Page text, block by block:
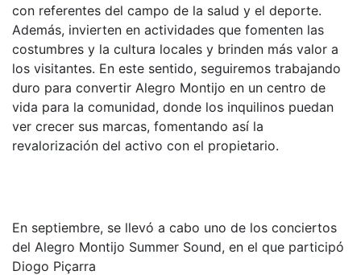
con referentes del campo de la salud y el deporte.
Además, invierten en actividades que fomenten las
costumbres y la cultura locales y brinden más valor a
los visitantes. En este sentido, seguiremos trabajando
duro para convertir Alegro Montijo en un centro de
vida para la comunidad, donde los inquilinos puedan
ver crecer sus marcas, fomentando así la
revalorización del activo con el propietario.
En septiembre, se llevó a cabo uno de los conciertos
del Alegro Montijo Summer Sound, en el que participó
Diogo Piçarra